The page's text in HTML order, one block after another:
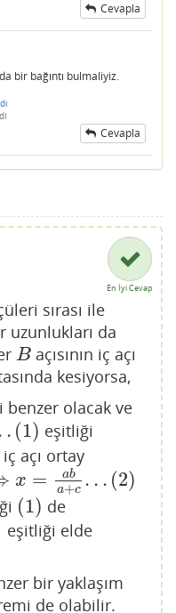
Cevapla
bir bağıntı bulmaliyiz.
Cevapla
En İyi Cevap
sırası ile
uzunlukları da
B
B açısının iç açı
kesiyorsa,
benzer olacak ve
. (1) eşitliği
açı ortay
x = ab
a+c . . . (2)
a ba +c ..(2)
(1)
(1)
de
eşitliği elde
bir yaklaşım
de olabilir.